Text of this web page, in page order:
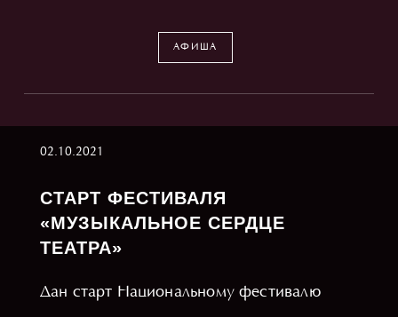
АФИША
02.10.2021
СТАРТ ФЕСТИВАЛЯ
«МУЗЫКАЛЬНОЕ СЕРДЦЕ
ТЕАТРА»
Дан старт Национальному фестивалю